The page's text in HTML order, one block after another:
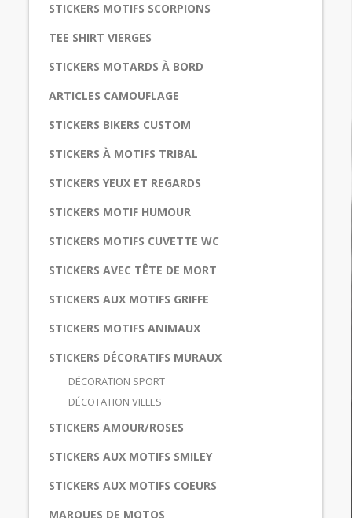
STICKERS MOTIFS SCORPIONS
TEE SHIRT VIERGES
STICKERS MOTARDS À BORD
ARTICLES CAMOUFLAGE
STICKERS BIKERS CUSTOM
STICKERS À MOTIFS TRIBAL
STICKERS YEUX ET REGARDS
STICKERS MOTIF HUMOUR
STICKERS MOTIFS CUVETTE WC
STICKERS AVEC TÊTE DE MORT
STICKERS AUX MOTIFS GRIFFE
STICKERS MOTIFS ANIMAUX
STICKERS DÉCORATIFS MURAUX
DÉCORATION SPORT
DÉCOTATION VILLES
STICKERS AMOUR/ROSES
STICKERS AUX MOTIFS SMILEY
STICKERS AUX MOTIFS COEURS
MARQUES DE MOTOS